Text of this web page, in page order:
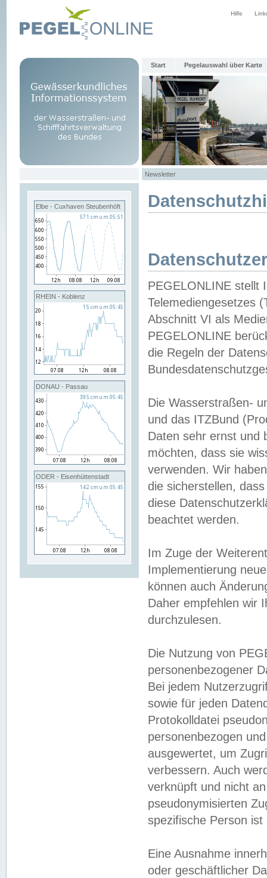
Hilfe
Start Pegelauswahl über Karte
Newsletter
Elbe - Cuxhaven Steubenhöft
RHEIN - Koblenz
DONAU - Passau
ODER - Eisenhüttenstadt
PEGELONLINE stellt
Telemediengesetzes
Abschnitt VI als
PEGELONLINE
die Regeln der
Die Wasserstraßen-
und das ITZBund
Daten sehr ernst und
möchten, dass sie
verwenden. Wir
die sicherstellen,
diese
beachtet werden.
Im Zuge der
Implementierung
können auch
Daher empfehlen wir
durchzulesen.
Die Nutzung von
personenbezogener
Bei jedem
sowie für jeden
Protokolldatei
personenbezogen
ausgewertet, um
verbessern. Auch
verknüpft und nicht
pseudonymisierten
spezifische Person
Eine Ausnahme
oder geschäftlicher